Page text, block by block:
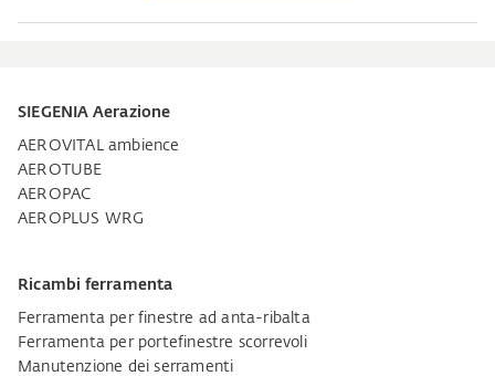
SIEGENIA Aerazione
AEROVITAL ambience
AEROTUBE
AEROPAC
AEROPLUS WRG
Ricambi ferramenta
Ferramenta per finestre ad anta-ribalta
Ferramenta per portefinestre scorrevoli
Manutenzione dei serramenti